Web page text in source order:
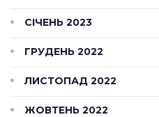
СІЧЕНЬ 2023
ГРУДЕНЬ 2022
ЛИСТОПАД 2022
ЖОВТЕНЬ 2022